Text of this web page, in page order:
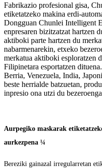
Fabrikazio profesional gisa,
etiketatzeko makina erdi-
Dongguan Chunlei Intelligent
enpresaren bizitzatzat hartzen
aktiboki parte hartzen du
nabarmenarekin, etxeko
merkatua aktiboki esploratzen
Filipinetara esportatzen
Berria, Venezuela, India,
beste herrialde batzuetan,
inpresio ona utzi du
Aurpegiko maskarak
aurkezpena ¼
Bereziki gainazal irregularretan